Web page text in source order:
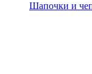
Шапочки и